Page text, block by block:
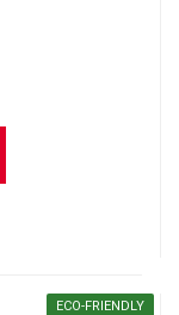
ECO-FRIENDLY